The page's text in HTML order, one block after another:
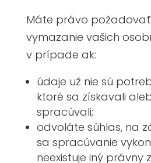
Máte právo
vymazanie vašich
v prípade ak:
údaje už nie sú
ktoré sa získavali
spracúvali;
odvoláte súhlas, na
sa spracúvanie
neexistuje iný právny